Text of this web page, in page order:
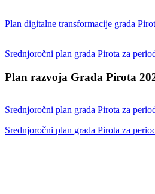
Plan digitalne transformacije grada
Srednjoročni plan grada Pirota za
Plan razvoja Grada Pirota
Srednjoročni plan grada Pirota za
Srednjoročni plan grada Pirota za